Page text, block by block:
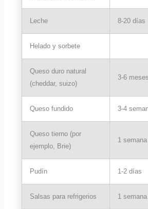
Leche 8-20 días
Helado y sorbete
Queso duro natural
(cheddar, suizo)
3-6 meses
Queso fundido 3-4
Queso tierno (por
ejemplo, Brie)
1 semana
Pudín 1-2 días
Salsas para refrigerios 1 semana